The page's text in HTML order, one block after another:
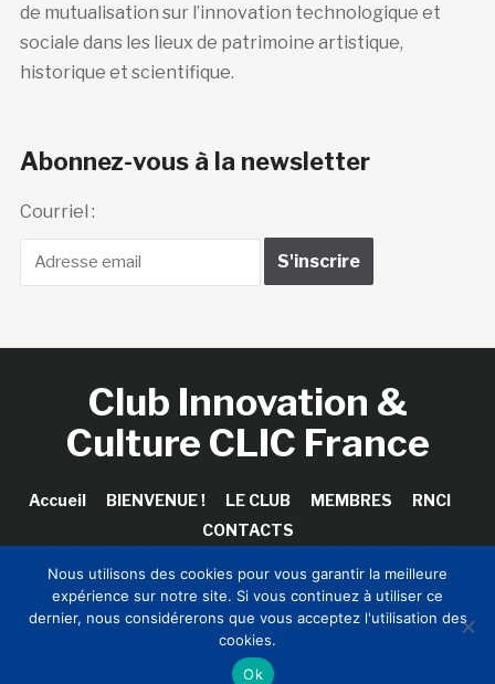
de mutualisation sur l’innovation technologique et
sociale dans les lieux de patrimoine artistique,
historique et scientifique.
Abonnez-vous à la newsletter
Courriel :
Club Innovation &
Culture CLIC France
Accueil BIENVENUE ! LE CLUB MEMBRES
RNCI
CONTACTS
Copyright © 2026 Club Innovation & Culture CLIC France /
Sinapses Conseils
Nous utilisons des cookies pour vous garantir la meilleure
expérience sur notre site. Si vous continuez à utiliser ce
dernier, nous considérerons que vous acceptez l'utilisation des
cookies.
Ok